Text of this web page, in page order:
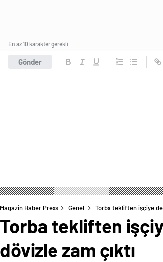
Gönder
En az 10 karakter gerekli
Magazin Haber Press Genel Torba tekliften işçiye
Torba tekliften
dövizle zam çıktı